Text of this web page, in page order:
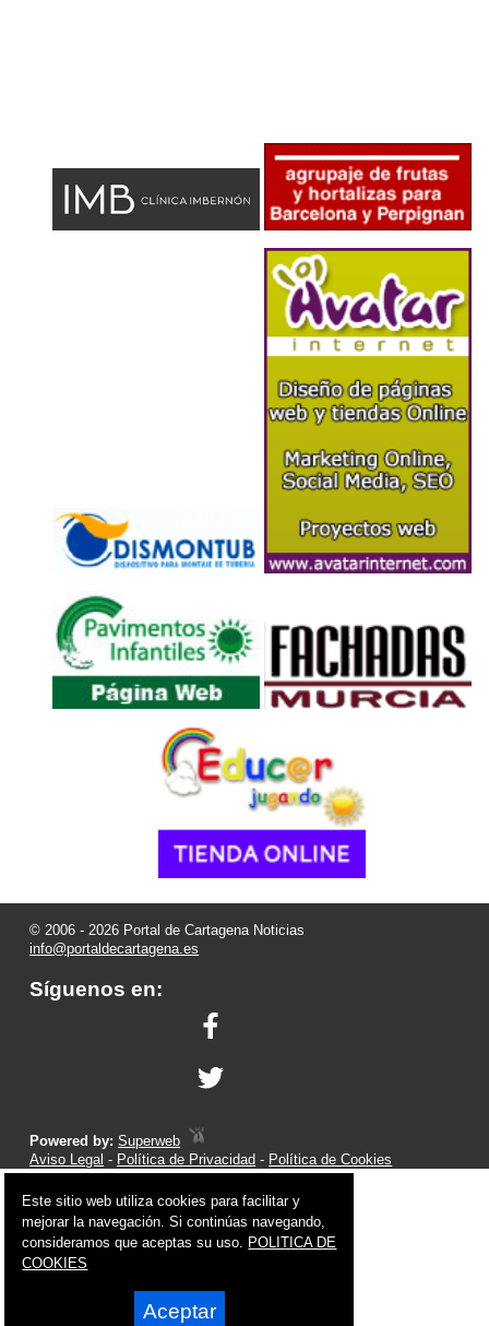
© 2006 - 2026 Portal de Cartagena Noticias
info@portaldecartagena.es
Síguenos en:
Powered by:Superweb
Aviso Legal - Política de Privacidad - Política de Cookies
Este sitio web utiliza cookies para facilitar y
mejorar la navegación. Si continúas navegando,
consideramos que aceptas su uso. POLITICA DE
COOKIES
Aceptar